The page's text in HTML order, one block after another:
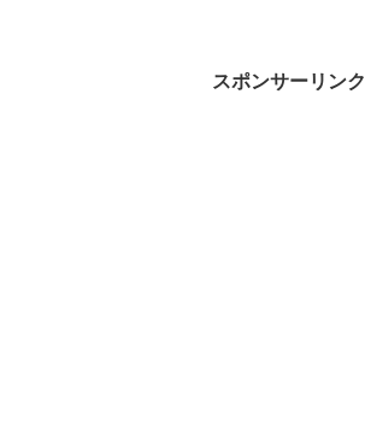
スポンサーリンク